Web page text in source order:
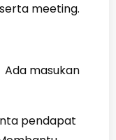
meeting.
Ada masukan
pendapat